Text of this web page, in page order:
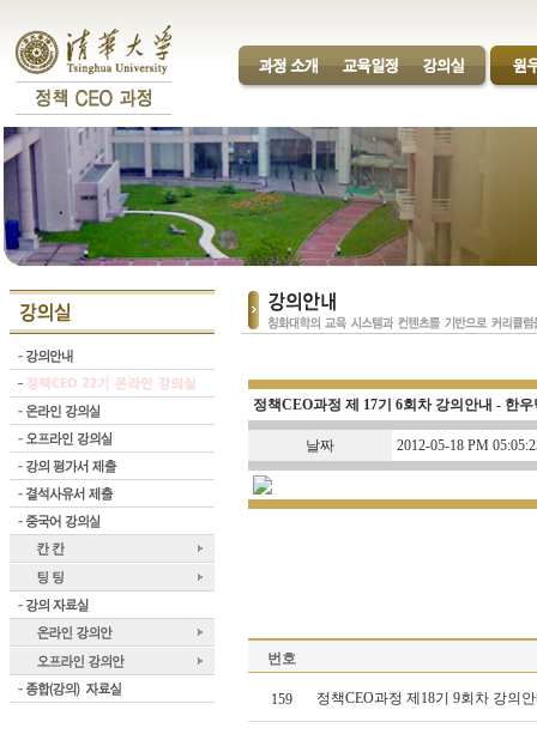
정책CEO과정 제 17기 6회차 강의안내 - 한우
날짜 2012-05-18 PM
번호
159 정책CEO과정 제18기 9회차 강의